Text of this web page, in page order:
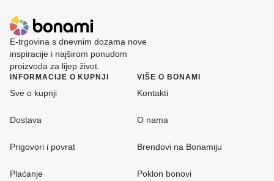
E-trgovina s dnevnim dozama nove
inspiracije i najširom ponudom
proizvoda za lijep život.
INFORMACIJE O KUPNJI
Sve o kupnji
Dostava
Prigovori i povrat
Plaćanje
VIŠE O BONAMI
Kontakti
O nama
Brendovi na Bonamiju
Poklon bonovi